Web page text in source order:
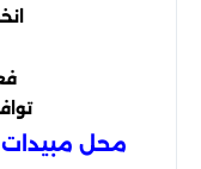
محل مبيدات